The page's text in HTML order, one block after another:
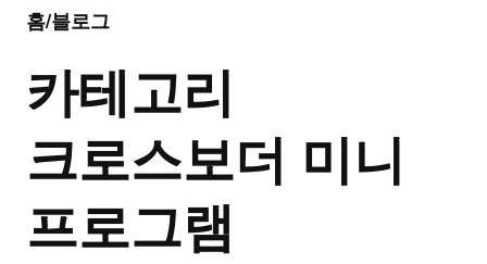
홈/블로그
카테고리
크로스보더 미니
프로그램